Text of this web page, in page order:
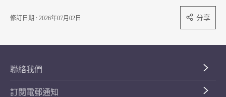
修訂日期 : 2026年07月02日 分享
聯絡我們
訂閱電郵通知